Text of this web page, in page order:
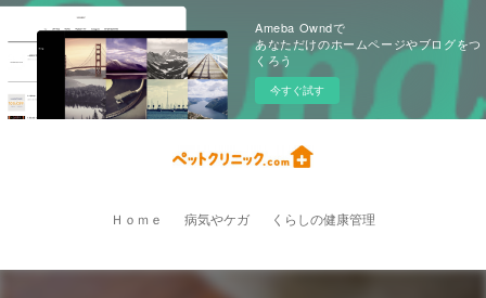
Ameba Owndで
あなただけのホームページやブログをつ
くろう
今すぐ試す
Ｈｏｍｅ 病気やケガ くらしの健康管理